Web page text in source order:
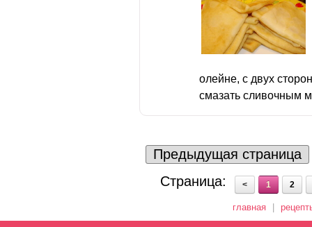
олейне, с двух
смазать сливочным
Предыдущая страница
Страница:
< 1 2
главная